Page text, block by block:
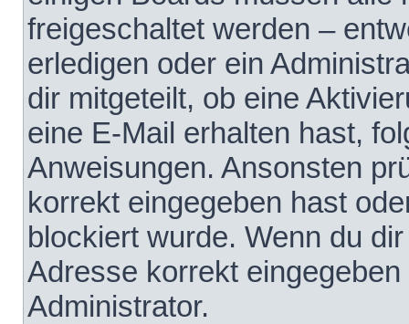
freigeschaltet werden –
erledigen oder ein
dir mitgeteilt, ob eine
eine E-Mail erhalten hast,
Anweisungen. Ansonsten
korrekt eingegeben hast
blockiert wurde. Wenn du
Adresse korrekt
Administrator.